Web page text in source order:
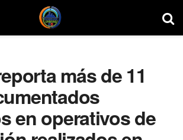
más de 11
en operativos de